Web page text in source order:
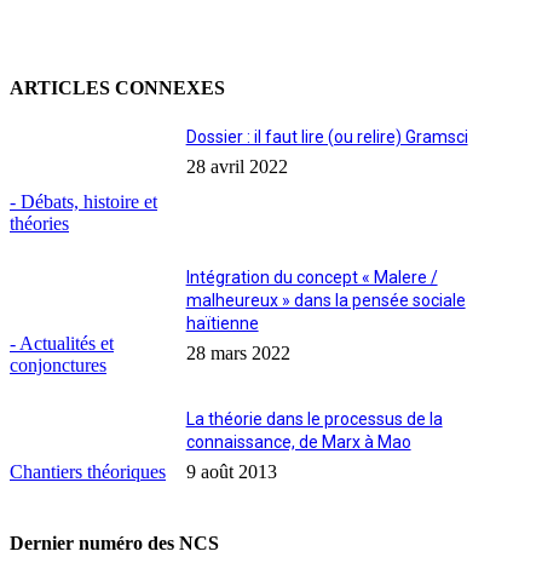
ARTICLES CONNEXES
- Débats, histoire et
théories
Dossier : il faut lire (ou relire) Gramsci
28 avril 2022
- Actualités et
conjonctures
Intégration du concept « Malere /
malheureux » dans la pensée sociale
haïtienne
28 mars 2022
Chantiers théoriques
La théorie dans le processus de la
connaissance, de Marx à Mao
9 août 2013
Dernier numéro des NCS